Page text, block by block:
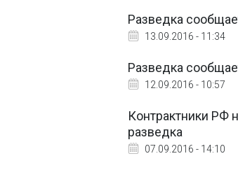
Разведка
13.09.2016 - 11:34
Разведка
12.09.2016 - 10:57
Контрактники РФ
разведка
07.09.2016 - 14:10